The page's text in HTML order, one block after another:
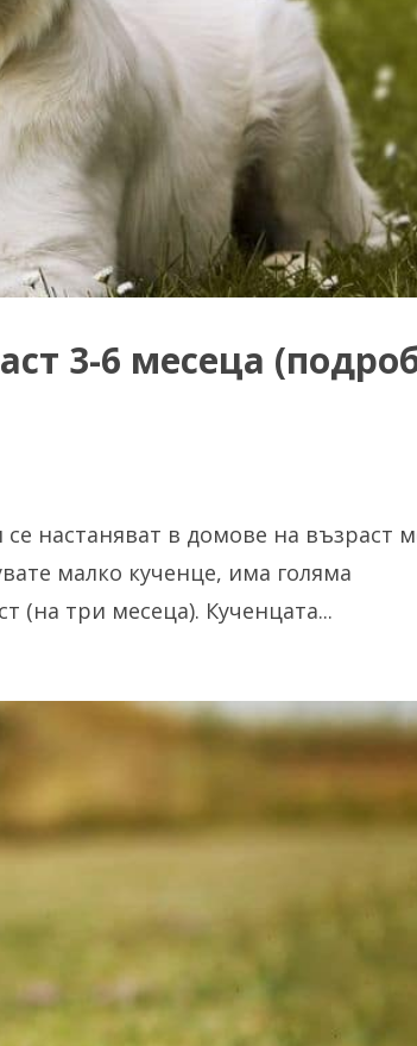
3-6 месеца
настаняват в домове на възраст
малко кученце, има голяма
(на три месеца). Кученцата...